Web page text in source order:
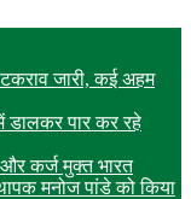
जारी, कई अहम
डालकर पार कर रहे
कर्ज मुक्त भारत
मनोज पांडे को किया